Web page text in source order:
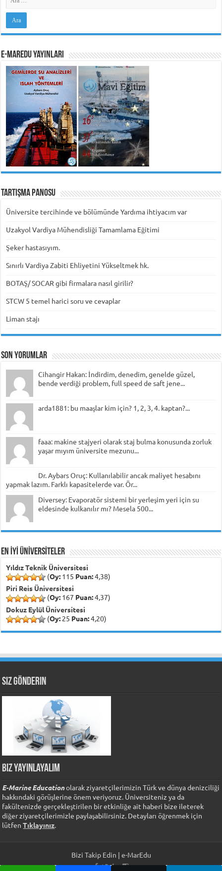
e-MarEdu Yayınları
Tartışma Panosu
Üniversite tercihinde ve bölümünde Yardıma ihtiyacım var
Uzakyol Vardiya Mühendisliği Tamamlama Eğitimi
Şeker hastasıyım.
Sınırlı Vardiya Zabiti Ehliyetini Yükseltmek hk.
BOTAŞ/ SOCAR gibi firmalara nasıl girilir?
STCW 5 temel harici soru ve cevaplar
Liman stajı
Son Yorumlar
Cihangir Hakan: İndirdim, denedim, genelde güzel,
bende verdiği problem, full speed de saft jene...
arda1881: bu maaşlar kim için? 1, 2, 3, 4. kaptan?...
faaa: makine stajyeri olarak staj bulma konusunda zorluk
yaşar mıyım üniversite mezunu...
Dr. Aybars Oruç: Kullanılabilir ancak maliyet hesabını
yapmak lazım. Farklı kapasitelerde var. Ör...
Diversey: Evaporatör sistemi bir yerleşim yeri için su
eldesinde kulkanılır mı? Mesela 500...
EN İYİ ÜNİVERSİTELER
Yıldız Teknik Üniversitesi
(Oy: 115 Puan:4,38)
Piri Reis Üniversitesi
(Oy: 167 Puan:4,37)
Dokuz Eylül Üniversitesi
(Oy: 25 Puan:4,20)
Siz Gönderin
Biz Yayınlayalım
E-Marine Educationolarak ziyaretçilerimizin Türk ve dünya denizciliği
hakkındaki görüşlerine önem veriyoruz. Üniversiteniz ya da
fakültenizde gerçekleştirilen bir etkinliğe ait haberi bize ileterek
diğer ziyaretçilerimizle paylaşabilirsiniz. Detayları öğrenmek için
lütfenTıklayınız.
Bizi Takip Edin | e-MarEdu